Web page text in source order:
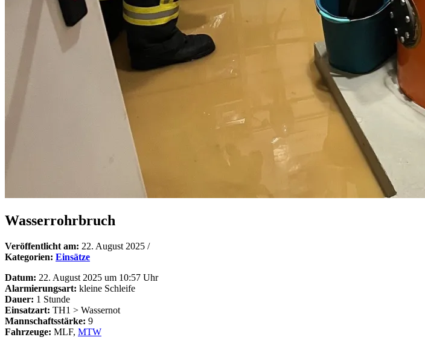
Wasserrohrbruch
Veröffentlicht am: 22. August 2025 /
Kategorien: Einsätze
Datum: 22. August 2025 um 10:57 Uhr
Alarmierungsart: kleine Schleife
Dauer: 1 Stunde
Einsatzart: TH1 > Wassernot
Mannschaftsstärke: 9
Fahrzeuge: MLF, MTW